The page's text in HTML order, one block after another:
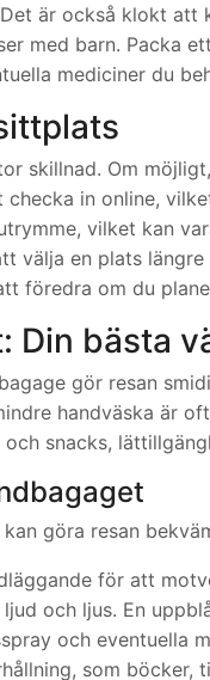
är också klokt
med barn. Packa
mediciner du
skillnad. Om
in online,
vilket kan
välja en plats
föredra om du
Din bästa
gör resan
handväska är
och snacks,
göra resan
för att
och ljus. En
och eventuella
som